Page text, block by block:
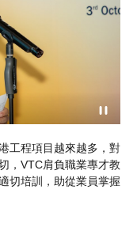
工程項目越來越多，對
，VTC肩負職業專才教
切培訓，助從業員掌握